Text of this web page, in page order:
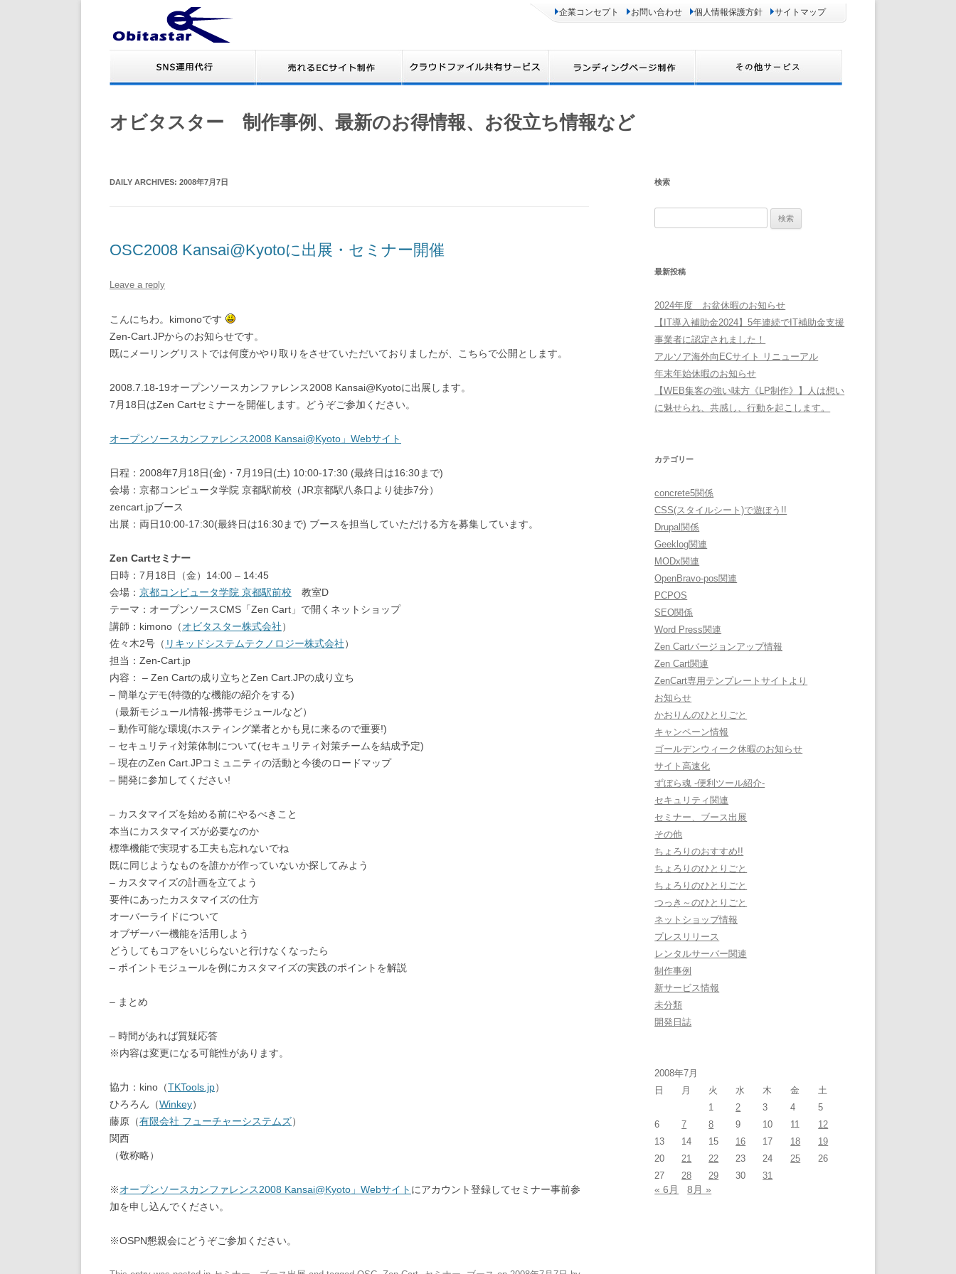
企業コンセプト お問い合わせ 個人情報保護方針 サイトマップ
オビタスター 制作事例、最新のお得情報、お役立ち情報など
DAILY ARCHIVES: 2008年7月7日
OSC2008 Kansai@Kyotoに出展・セミナー開催
Leave a reply
こんにちわ。kimonoです
Zen-Cart.JPからのお知らせです。
既にメーリングリストでは何度かやり取りをさせていただいておりましたが、こちらで公開とします。
2008.7.18-19オープンソースカンファレンス2008 Kansai@Kyotoに出展します。
7月18日はZen Cartセミナーを開催します。どうぞご参加ください。
オープンソースカンファレンス2008 Kansai@Kyoto」Webサイト
日程：2008年7月18日(金)・7月19日(土) 10:00-17:30 (最終日は16:30まで)
会場：京都コンピュータ学院 京都駅前校（JR京都駅八条口より徒歩7分）
zencart.jpブース
出展：両日10:00-17:30(最終日は16:30まで) ブースを担当していただける方を募集しています。
Zen Cartセミナー
日時：7月18日（金）14:00 – 14:45
会場： 京都コンピュータ学院 京都駅前校 教室D
テーマ：オープンソースCMS「Zen Cart」で開くネットショップ
講師：kimono（オビタスター株式会社）
佐々木2号（ リキッドシステムテクノロジー株式会社）
担当：Zen-Cart.jp
内容： – Zen Cartの成り立ちとZen Cart.JPの成り立ち
– 簡単なデモ(特徴的な機能の紹介をする)
（最新モジュール情報-携帯モジュールなど）
– 動作可能な環境(ホスティング業者とかも見に来るので重要!)
– セキュリティ対策体制について(セキュリティ対策チームを結成予定)
– 現在のZen Cart.JPコミュニティの活動と今後のロードマップ
– 開発に参加してください!
– カスタマイズを始める前にやるべきこと
本当にカスタマイズが必要なのか
標準機能で実現する工夫も忘れないでね
既に同じようなものを誰かが作っていないか探してみよう
– カスタマイズの計画を立てよう
要件にあったカスタマイズの仕方
オーバーライドについて
オブザーバー機能を活用しよう
どうしてもコアをいじらないと行けなくなったら
– ポイントモジュールを例にカスタマイズの実践のポイントを解説
– まとめ
– 時間があれば質疑応答
※内容は変更になる可能性があります。
協力：kino（TKTools.jp）
ひろろん（Winkey）
藤原（有限会社 フューチャーシステムズ）
関西
（敬称略）
※オープンソースカンファレンス2008 Kansai@Kyoto」Webサイト にアカウント登録してセミナー事前参
加を申し込んでください。
※OSPN懇親会にどうぞご参加ください。
検索
最新投稿
2024年度 お盆休暇のお知らせ
【IT導入補助金2024】5年連続でIT補助金支援
事業者に認定されました！
アルソア海外向ECサイト リニューアル
年末年始休暇のお知らせ
【WEB集客の強い味方《LP制作》】人は想い
に魅せられ、共感し、行動を起こします。
カテゴリー
concrete5関係
CSS(スタイルシート)で遊ぼう!!
Drupal関係
Geeklog関連
MODx関連
OpenBravo-pos関連
PCPOS
SEO関係
Word Press関連
Zen Cartバージョンアップ情報
Zen Cart関連
ZenCart専用テンプレートサイトより
お知らせ
かおりんのひとりごと
キャンペーン情報
ゴールデンウィーク休暇のお知らせ
サイト高速化
ずぼら魂 -便利ツール紹介-
セキュリティ関連
セミナー、ブース出展
その他
ちょろりのおすすめ!!
ちょろりのひとりごと
ちょろりのひとりごと
つっき～のひとりごと
ネットショップ情報
プレスリリース
レンタルサーバー関連
制作事例
新サービス情報
未分類
開発日誌
2008年7月
日
月 火 水 木 金
土
1
2 3 4
5
6
7 8 9 10 11
12
13
14 15 16 17 18
19
20
21 22 23 24 25
26
27
28 29 30 31
« 6月 8月 »